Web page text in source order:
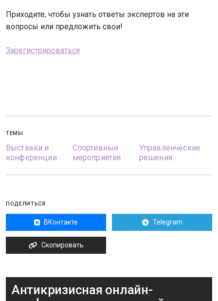
Приходите, чтобы узнать ответы экспертов на эти
вопросы или предложить свои!
Зарегистрироваться
ТЕМЫ
Выставки и
конференции
Спортивные
мероприятия
Управленческие
решения
ПОДЕЛИТЬСЯ
ВКонтакте Telegram
Скопировать
Антикризисная онлайн-